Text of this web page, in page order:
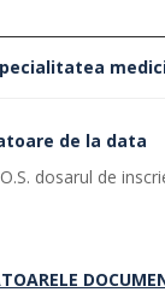
de la data
dosarul de